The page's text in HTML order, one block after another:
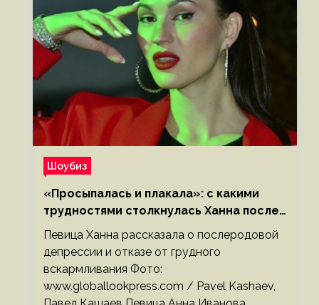
Шоубиз
«Просыпалась и плакала»: с какими
трудностями столкнулась Ханна после
родов
Певица Ханна рассказала о послеродовой
депрессии и отказе от грудного
вскармливания Фото:
www.globallookpress.com / Pavel Kashaev,